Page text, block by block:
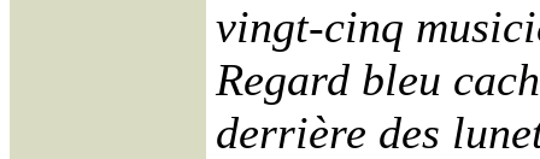
vingt-cinq
Regard bleu
derrière des